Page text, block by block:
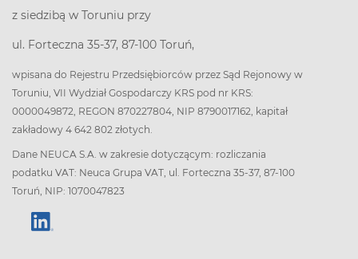
z siedzibą w Toruniu przy
ul. Forteczna 35-37, 87-100 Toruń,
wpisana do Rejestru Przedsiębiorców przez Sąd Rejonowy w
Toruniu, VII Wydział Gospodarczy KRS pod nr KRS:
0000049872, REGON 870227804, NIP 8790017162, kapitał
zakładowy 4 642 802 złotych.
Dane NEUCA S.A. w zakresie dotyczącym: rozliczania
podatku VAT: Neuca Grupa VAT, ul. Forteczna 35-37, 87-100
Toruń, NIP: 1070047823